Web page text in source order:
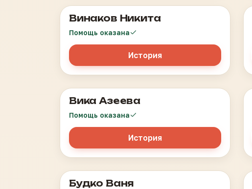
Симптоматическая эпилепсия
Винаков Никита
Помощь оказана
История
ДЦП, микроцефалия
Вика Азеева
Помощь оказана
История
ювенильный миеломоноцитарный лейкоз
Будко Ваня